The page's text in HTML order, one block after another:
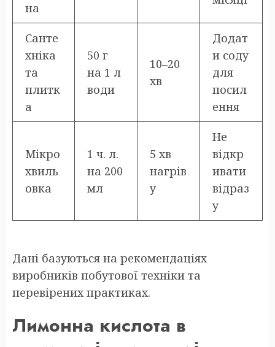
на
Санте
хніка
та
плитк
а
50 г
на 1 л
води
10–20
хв
Додат
и соду
для
посил
ення
Мікро
хвиль
овка
1 ч. л.
на 200
мл
5 хв
нагрів
у
Не
відкр
ивати
відраз
у
Дані базуються на рекомендаціях
виробників побутової техніки та
перевірених практиках.
Лимонна кислота в